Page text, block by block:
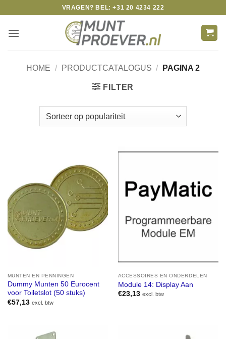
content
VRAGEN? BEL: +31 20 4234 222
HOME / PRODUCTCATALOGUS / PAGINA 2
FILTER
MUNTEN EN PENNINGEN
Dummy Munten 50 Eurocent
voor Toiletslot (50 stuks)
€57,13 excl. btw
ACCESSOIRES EN ONDERDELEN
Module 14: Display Aan
€23,13 excl. btw